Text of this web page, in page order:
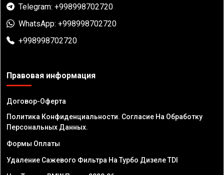
Telegram: +998998702720
WhatsApp: +998998702720
+998998702720
Правовая информация
Договор-Оферта
Политика Конфиденциальности. Согласие На Обработку
Персональных Данных.
Формы Оплаты
Удаление Сажевого Фильтра На Турбо Дизеле TDI